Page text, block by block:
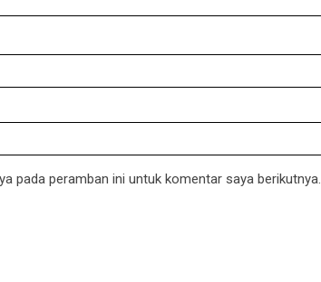
pada peramban ini untuk komentar saya berikutnya.